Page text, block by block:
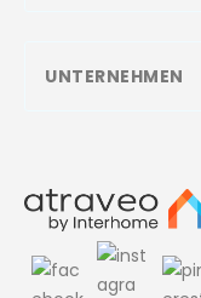
UNTERNEHMEN